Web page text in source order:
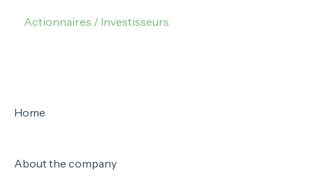
Actionnaires / Investisseurs
Home
About the company